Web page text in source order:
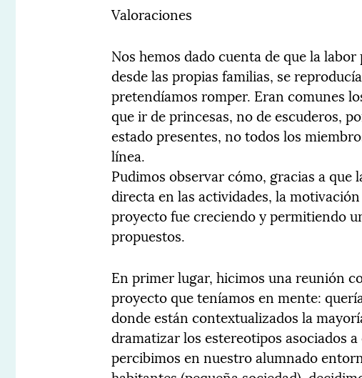
Valoraciones
Nos hemos dado cuenta de que la
desde las propias familias, se
pretendíamos romper. Eran comunes
que ir de princesas, no de escuderos,
estado presentes, no todos los
línea.
Pudimos observar cómo, gracias a
directa en las actividades, la
proyecto fue creciendo y permitiendo
propuestos.
En primer lugar, hicimos una reunión
proyecto que teníamos en mente:
donde están contextualizados la
dramatizar los estereotipos asociados
percibimos en nuestro alumnado